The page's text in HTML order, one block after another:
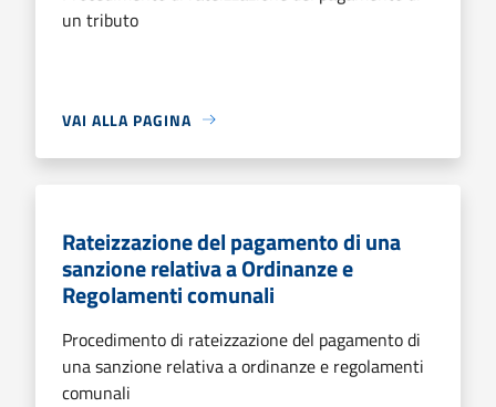
un tributo
VAI ALLA PAGINA
Rateizzazione del pagamento di una
sanzione relativa a Ordinanze e
Regolamenti comunali
Procedimento di rateizzazione del pagamento di
una sanzione relativa a ordinanze e regolamenti
comunali